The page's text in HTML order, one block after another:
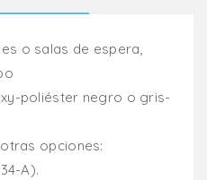
o salas de espera,
poliéster negro o gris-
opciones:
A).